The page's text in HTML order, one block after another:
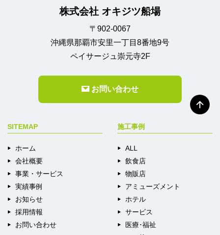
SITEMAP
ホーム
会社概要
事業・サービス
実績事例
お知らせ
採用情報
お問い合わせ
施工事例
ALL
飲食店
物販店
アミューズメント
ホテル
サービス
医療･福祉
株式会社 オキジツ船場
〒902-0067
沖縄県那覇市安里一丁目8番地9号
ペイサージュ崇元寺2F
お問い合わせ